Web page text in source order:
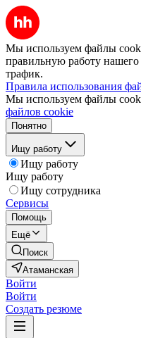
Мы используем файлы
правильную работу нашего
трафик.
Правила использования
Мы используем файлы
файлов cookie
Понятно
Ищу работу
Ищу работу
Ищу работу
Ищу сотрудника
Сервисы
Помощь
Ещё
Поиск
Атаманская
Войти
Войти
Создать резюме